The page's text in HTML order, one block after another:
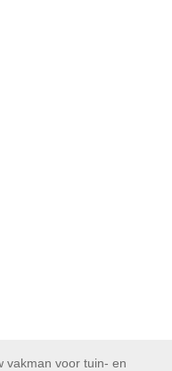
vakman voor tuin- en